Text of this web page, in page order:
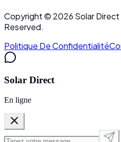
Copyright © 2026 Solar
Reserved.
Politique De Confidentialité
Solar Direct
En ligne